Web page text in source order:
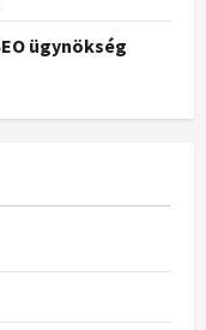
ügynökség